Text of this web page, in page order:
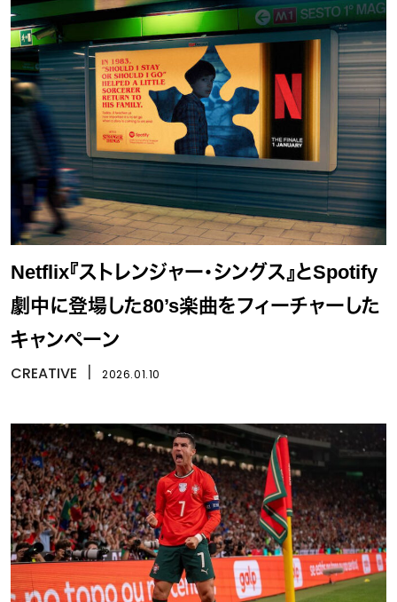
Netflix『ストレンジャー・シングス』とSpotify
劇中に登場した80’s楽曲をフィーチャーした
キャンペーン
CREATIVE 2026.01.10